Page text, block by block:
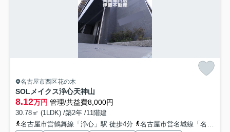
名古屋市西区花の木
SOLメイクス浄心天神山
8.12万円 管理/共益費8,000円
30.78㎡ (1LDK) /築2年 /11階建
名古屋市営鶴舞線「浄心」駅 徒歩4分
名古屋市営名城線「名城公園」駅 徒歩23分